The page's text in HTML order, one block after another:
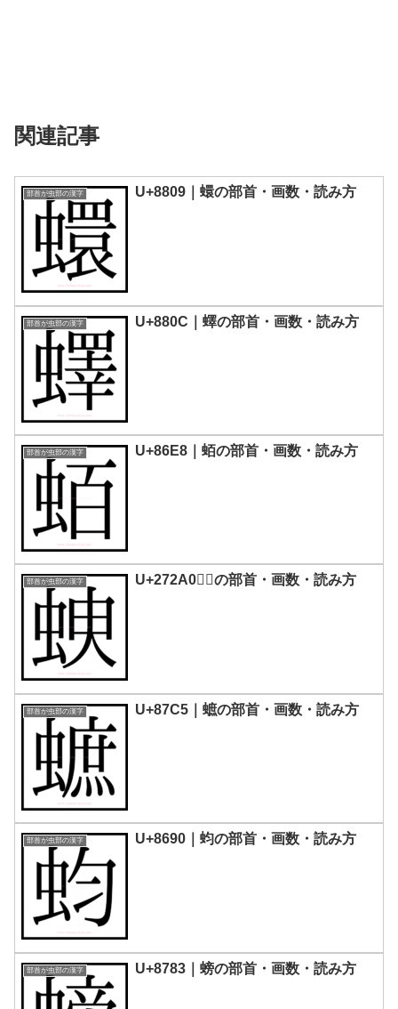
関連記事
部首が虫部の漢字 U+8809｜蠉の部首・画数・読み方
部首が虫部の漢字 U+880C｜蠌の部首・画数・読み方
部首が虫部の漢字 U+86E8｜蛨の部首・画数・読み方
部首が虫部の漢字 U+272A0｜𧊠の部首・画数・読み方
部首が虫部の漢字 U+87C5｜蟅の部首・画数・読み方
部首が虫部の漢字 U+8690｜蚐の部首・画数・読み方
部首が虫部の漢字 U+8783｜螃の部首・画数・読み方